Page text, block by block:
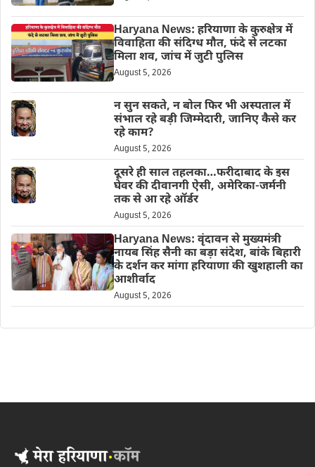
Haryana News: हरियाणा के कुरुक्षेत्र में
विवाहिता की संदिग्ध मौत, फंदे से लटका
मिला शव, जांच में जुटी पुलिस
August 5, 2026
न सुन सकते, न बोल फिर भी अस्पताल में
संभाल रहे बड़ी जिम्मेदारी, जानिए कैसे कर
रहे काम?
August 5, 2026
दूसरे ही साल तहलका…फरीदाबाद के इस
घेवर की दीवानगी ऐसी, अमेरिका-जर्मनी
तक से आ रहे ऑर्डर
August 5, 2026
Haryana News: वृंदावन से मुख्यमंत्री
नायब सिंह सैनी का बड़ा संदेश, बांके बिहारी
के दर्शन कर मांगा हरियाणा की खुशहाली का
आशीर्वाद
August 5, 2026